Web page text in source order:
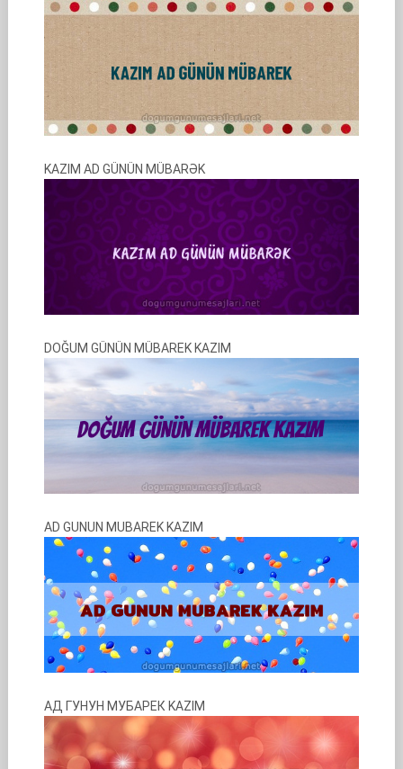
KAZIM AD GÜNÜN MÜBARƏK
DOĞUM GÜNÜN MÜBAREK KAZIM
AD GUNUN MUBAREK KAZIM
АД ГУНУН МУБАРЕК KAZIM